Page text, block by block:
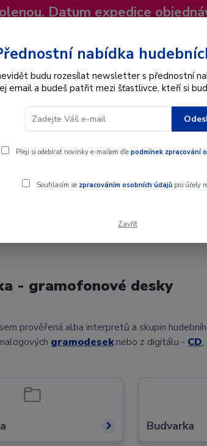
Datum expedice
Interpret
- gramofonové desky
prověřená alba interpretů a skupin
gramodeseknebo z digitálu - CD,
Budvarka
nabídka
budu rozesílat newsletter s přednostní
email a budeš patřit mezi šťastlivce, kteří si
Přeji si odebírat novinky e-mailem dle podmínek zpracování
Souhlasím se zpracováním osobních údajůpro účely
Zavřít